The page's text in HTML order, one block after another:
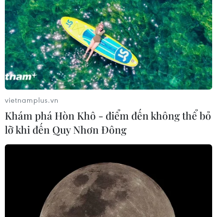
cao công suất xét nghiệm.
vietnamplus.vn
Khám phá Hòn Khô - điểm đến không thể bỏ
lỡ khi đến Quy Nhơn Đông